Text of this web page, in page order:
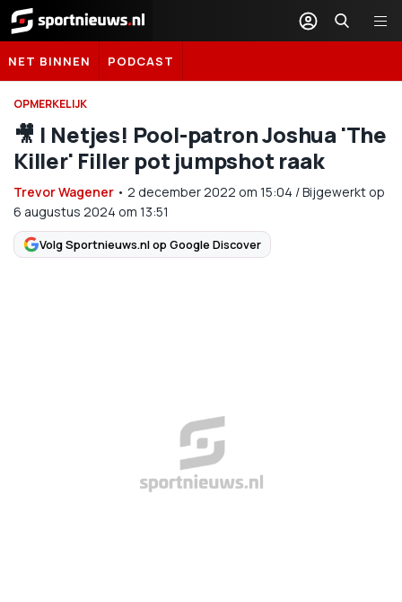
Sportnieuws.nl
NET BINNEN PODCAST
OPMERKELIJK
🎥 | Netjes! Pool-patron Joshua 'The
Killer' Filler pot jumpshot raak
Trevor Wagener • 2 december 2022 om 15:04 /Bijgewerkt op
6 augustus 2024 om 13:51
Volg Sportnieuws.nl op Google Discover